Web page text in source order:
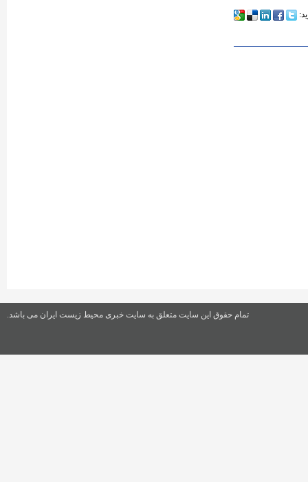
تمام حقوق این سایت متعلق به سایت خبری محیط زیست ایران می باشد.